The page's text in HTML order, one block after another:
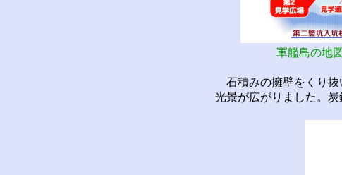
軍艦島の地
石積みの擁壁をくり抜
光景が広がりました。炭